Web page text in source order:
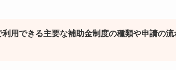
用できる主要な補助金制度の種類や申請の